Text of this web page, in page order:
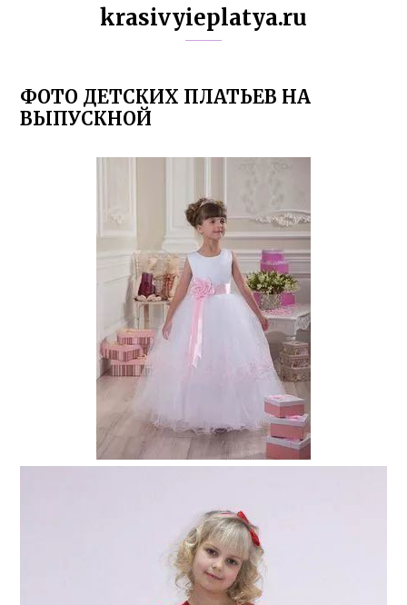
krasivyieplatya.ru
ФОТО ДЕТСКИХ ПЛАТЬЕВ НА
ВЫПУСКНОЙ